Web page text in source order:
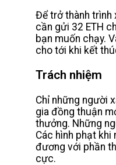
Để trở thành trình
cần gửi 32 ETH
bạn muốn chạy.
cho tới khi kết
Trách nhiệm
Chỉ những người
gia đồng thuận
thưởng. Những
Các hình phạt
đương với phần
cực.